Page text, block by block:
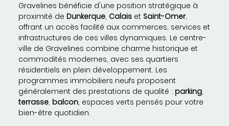
Gravelines bénéficie d'une position stratégique à
proximité de Dunkerque, Calais et Saint-Omer,
offrant un accès facilité aux commerces, services et
infrastructures de ces villes dynamiques. Le centre-
ville de Gravelines combine charme historique et
commodités modernes, avec ses quartiers
résidentiels en plein développement. Les
programmes immobiliers neufs proposent
généralement des prestations de qualité : parking,
terrasse, balcon, espaces verts pensés pour votre
bien-être quotidien.